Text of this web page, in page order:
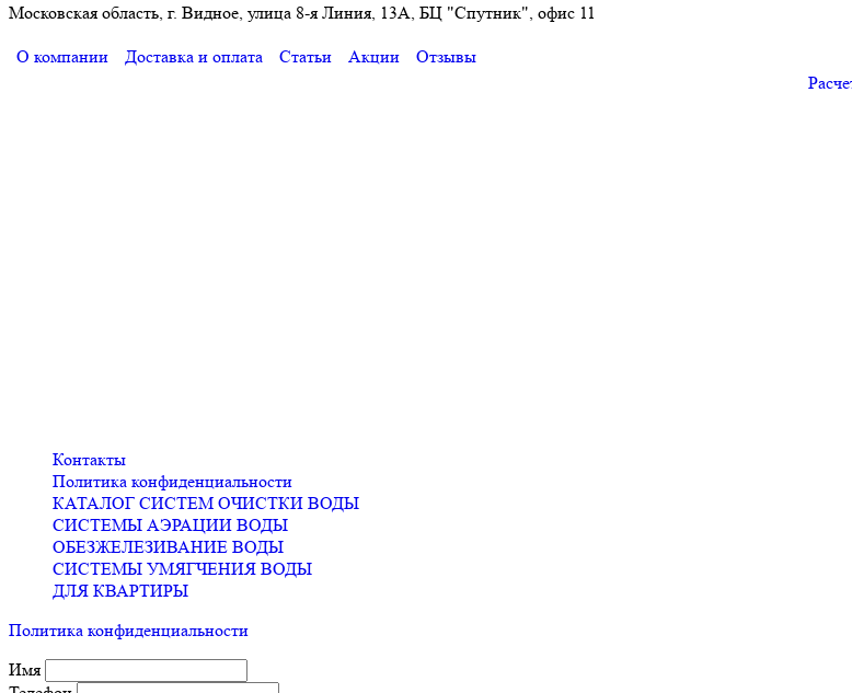
Московская область, г. Видное, улица 8-я Линия, 13А, БЦ "Спутник", офис 11
О компании Доставка и оплата Статьи Акции
Отзывы
Контакты
Политика конфиденциальности
КАТАЛОГ СИСТЕМ ОЧИСТКИ ВОДЫ
СИСТЕМЫ АЭРАЦИИ ВОДЫ
ОБЕЗЖЕЛЕЗИВАНИЕ ВОДЫ
СИСТЕМЫ УМЯГЧЕНИЯ ВОДЫ
ДЛЯ КВАРТИРЫ
Политика конфиденциальности
Имя